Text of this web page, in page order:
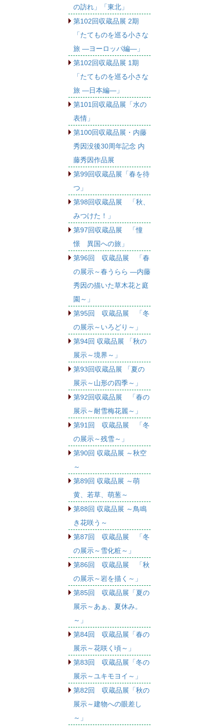
の訪れ」「東北」
第102回収蔵品展 2期
「たてものを巡る小さな
旅 ―ヨーロッパ編―」
第102回収蔵品展 1期
「たてものを巡る小さな
旅 ―日本編―」
第101回収蔵品展「水の
表情」
第100回収蔵品展・内藤
秀因没後30周年記念 内
藤秀因作品展
第99回収蔵品展「春を待
つ」
第98回収蔵品展 「秋、
みつけた！」
第97回収蔵品展 「憧
憬 異国への旅」
第96回 収蔵品展 「春
の展示～春うらら ―内藤
秀因の描いた草木花と庭
園～」
第95回 収蔵品展 「冬
の展示～いろどり～」
第94回 収蔵品展 「秋の
展示～境界～」
第93回収蔵品展 「夏の
展示～山形の四季～」
第92回収蔵品展 「春の
展示～耐雪梅花麗～」
第91回 収蔵品展 「冬
の展示～残雪～」
第90回 収蔵品展 ～秋空
～
第89回 収蔵品展 ～萌
黄、若草、萌葱～
第88回 収蔵品展 ～鳥鳴
き花咲う～
第87回 収蔵品展 「冬
の展示～雪化粧～」
第86回 収蔵品展 「秋
の展示～岩を描く～」
第85回 収蔵品展「夏の
展示～あぁ、夏休み。
～」
第84回 収蔵品展「春の
展示～花咲く頃～」
第83回 収蔵品展「冬の
展示～ユキモヨイ～」
第82回 収蔵品展「秋の
展示～建物への眼差し
～」